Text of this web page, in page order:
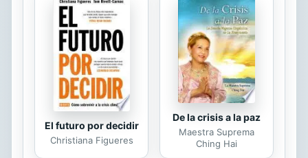
ingenio y una gran astucia para
inventar las bromas más locas.
El futuro por decidir
Christiana Figueres
De la crisis a la paz
Maestra Suprema
Ching Hai